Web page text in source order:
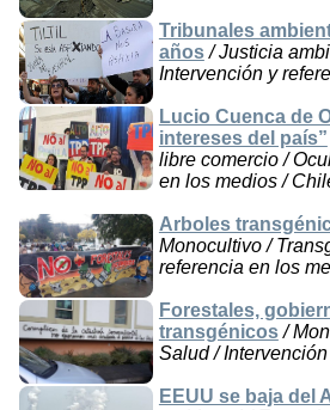
Tribunales
años/ Justicia
Intervención y
Lucio Cuenca de
intereses del país”
libre comercio /
en los medios /
Arboles
Monocultivo /
referencia en los
Forestales,
transgénicos/
Salud /
EEUU se baja del